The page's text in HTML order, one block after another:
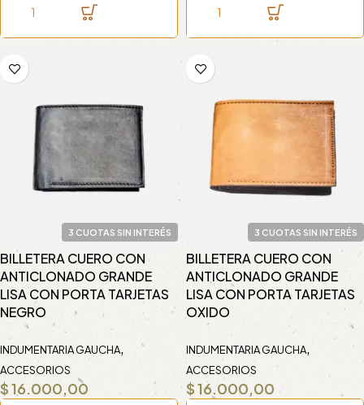
3 CUOTAS SIN INTERÉS
BILLETERA CUERO CON
ANTICLONADO GRANDE
LISA CON PORTA TARJETAS
NEGRO
INDUMENTARIA GAUCHA,
ACCESORIOS
$16.000,00
3 CUOTAS SIN INTERÉS
BILLETERA CUERO CON
ANTICLONADO GRANDE
LISA CON PORTA TARJETAS
OXIDO
INDUMENTARIA GAUCHA,
ACCESORIOS
$16.000,00